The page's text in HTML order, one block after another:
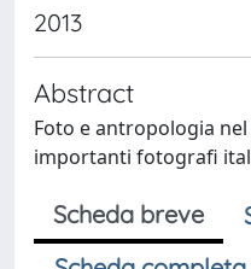
2013
Abstract
Foto e antropologia
importanti fotografi
Scheda breve